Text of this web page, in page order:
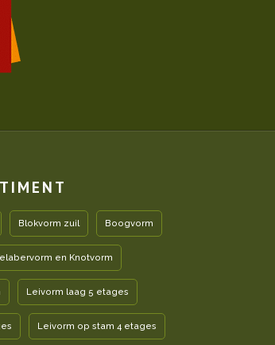
Blokvorm zuil Boogvorm
en Knotvorm
Leivorm laag 5 etages
Leivorm op stam 4 etages